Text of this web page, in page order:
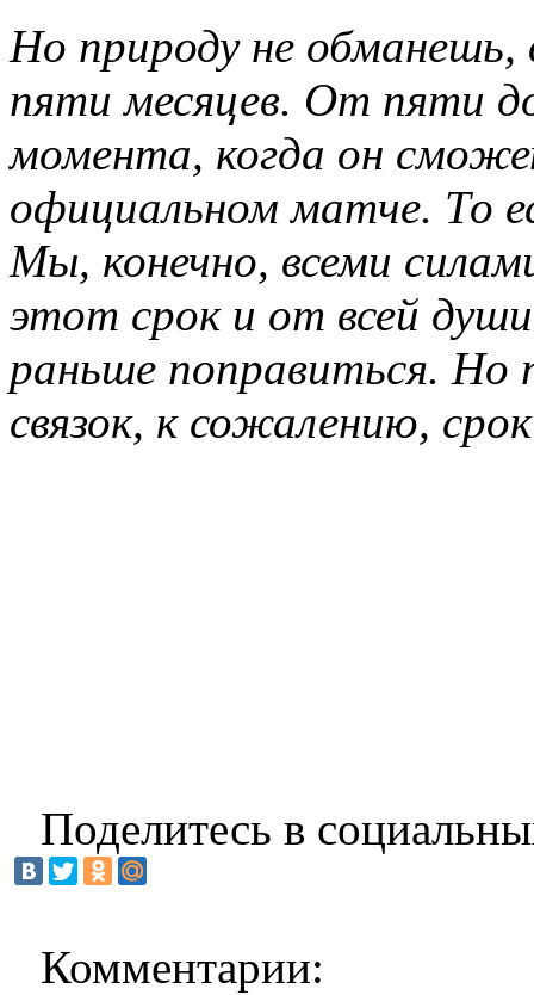
Но природу не обманешь,
пяти месяцев. От пяти
момента, когда он
официальном матче. То
Мы, конечно, всеми
этот срок и от всей
раньше поправиться. Но
связок, к сожалению,
Поделитесь в
Комментарии: